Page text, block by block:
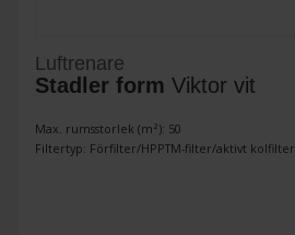
Luftrenare
Stadler form Viktor vit
Max. rumsstorlek (m²): 50
Filtertyp: Förfilter/HPPTM-filter/aktivt kolfilter